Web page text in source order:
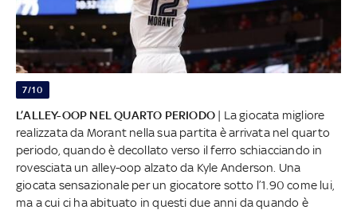
7/10
L’ALLEY-OOP NEL QUARTO PERIODO | La giocata migliore
realizzata da Morant nella sua partita è arrivata nel quarto
periodo, quando è decollato verso il ferro schiacciando in
rovesciata un alley-oop alzato da Kyle Anderson. Una
giocata sensazionale per un giocatore sotto l’1.90 come lui,
ma a cui ci ha abituato in questi due anni da quando è